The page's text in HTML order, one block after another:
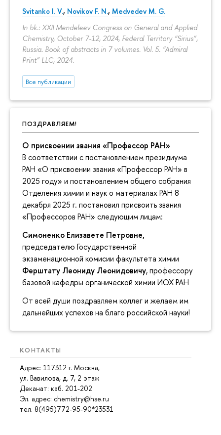
Svitanko I. V., Novikov F. N., Medvedev M. G.
In bk.: XXII Mendeleev Congress on General and Applied
Chemistry, October 7-12, 2024, Federal Territory “Sirius”,
Russia. Book of abstracts in 7 volumes. Vol. 5. “Admiral
Print” LLC, 2024.
Все публикации
ПОЗДРАВЛЯЕМ!
О присвоении звания «Профессор РАН»
В соответствии с постановлением президиума
РАН «О присвоении звания «Профессор РАН» в
2025 году» и постановлением общего собрания
Отделения химии и наук о материалах РАН 8
декабря 2025 г. постановил присвоить звания
«Профессоров РАН» следующим лицам:
Симоненко Елизавете Петровне,
председателю Государственной
экзаменационной комисии факультета химии
Ферштату Леониду Леонидовичу, профессору
базовой кафедры органической химии ИОХ РАН
От всей души поздравляем коллег и желаем им
дальнейших успехов на благо российской науки!
КОНТАКТЫ
Адрес: 117312 г. Москва,
ул. Вавилова, д. 7, 2 этаж
Деканат: каб. 201-202
Эл. адрес: chemistry@hse.ru
тел. 8(495)772-95-90*23531